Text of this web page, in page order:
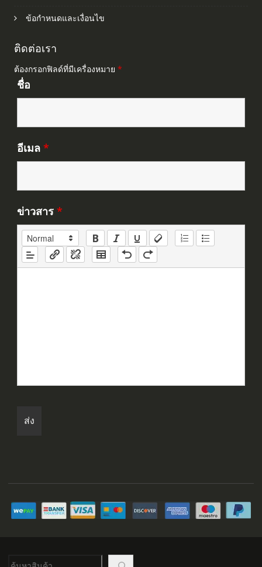
ข้อกำหนดและเงื่อนไข
ติดต่อเรา
ต้องกรอกฟิลด์ที่มีเครื่องหมาย *
ชื่อ
อีเมล *
ข่าวสาร *